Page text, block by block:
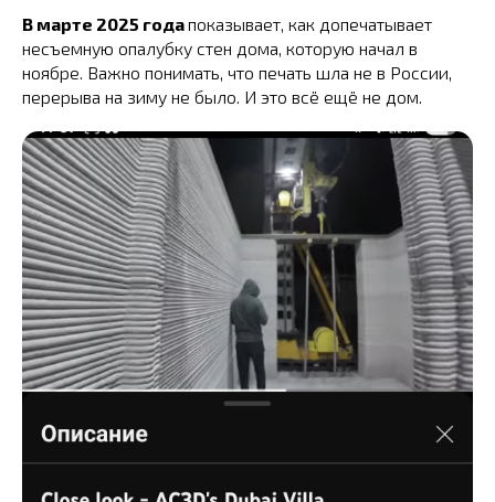
В марте 2025 годапоказывает, как допечатывает
несъемную опалубку стен дома, которую начал в
ноябре. Важно понимать, что печать шла не в России,
перерыва на зиму не было. И это всё ещё не дом.